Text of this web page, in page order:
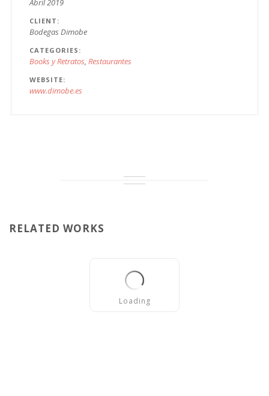
Abril 2019
CLIENT
Bodegas Dimobe
CATEGORIES
Books y Retratos Restaurantes
WEBSITE
www.dimobe.es
RELATED WORKS
Loading